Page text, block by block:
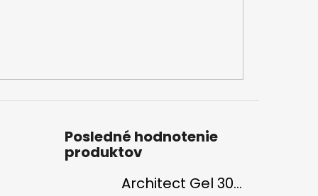
Posledné hodnotenie
produktov
Architect Gel 30ml